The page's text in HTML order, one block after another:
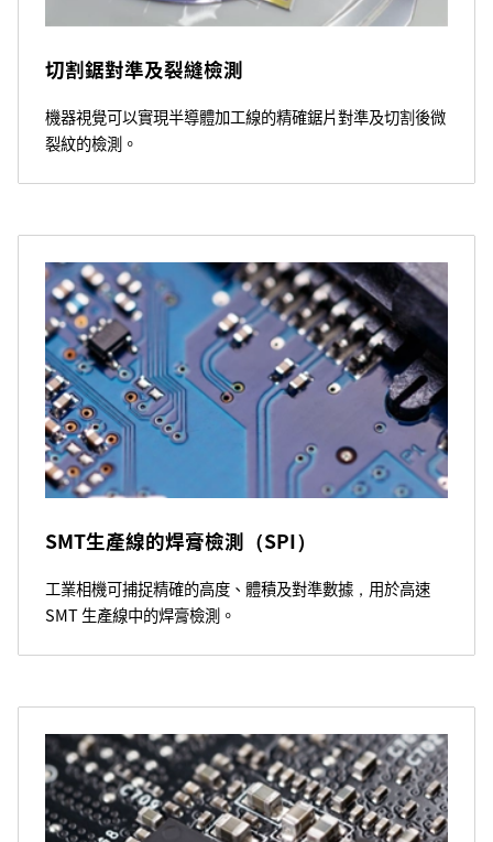
切割鋸對準及裂縫檢測
機器視覺可以實現半導體加工線的精確鋸片對準及切割後微
裂紋的檢測。
SMT生產線的焊膏檢測（SPI）
工業相機可捕捉精確的高度、體積及對準數據，用於高速
SMT 生產線中的焊膏檢測。